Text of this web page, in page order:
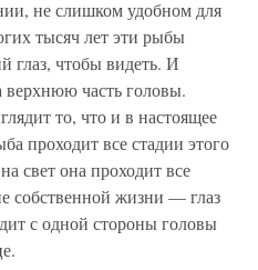
не слишком удобном для
тысяч лет эти рыбы
глаз, чтобы видеть. И
верхнюю часть головы.
то, что и в настоящее
проходит все стадии этого
свет она проходит все
собственной жизни — глаз
с одной стороны головы